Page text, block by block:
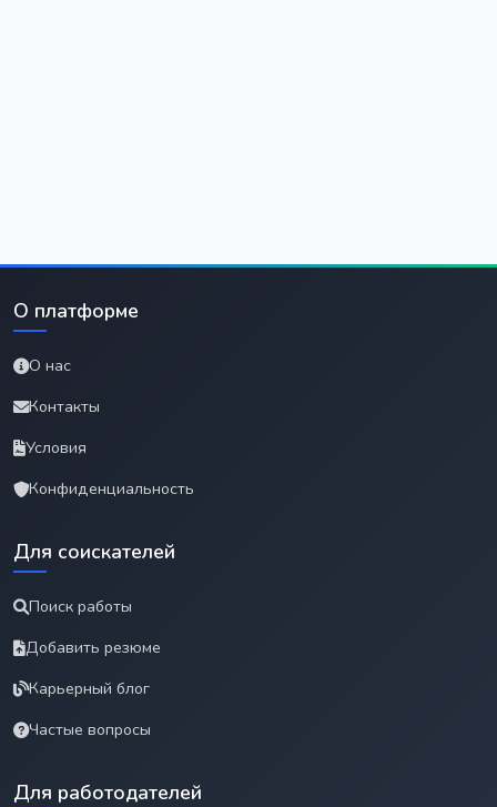
О платформе
О нас
Контакты
Условия
Конфиденциальность
Для соискателей
Поиск работы
Добавить резюме
Карьерный блог
Частые вопросы
Для работодателей